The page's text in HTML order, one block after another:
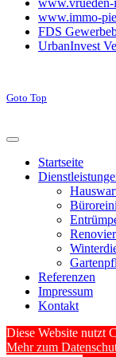
www.immo-
FDS
UrbanInvest
Goto Top
Startseite
Referenzen
Impressum
Kontakt
Diese Website nutzt
Mehr zum